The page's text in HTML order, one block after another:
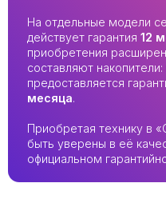
На отдельные модели
действует гарантия 12
приобретения
составляют
предоставляется
месяца.
Приобретая технику в
быть уверены в её
официальном